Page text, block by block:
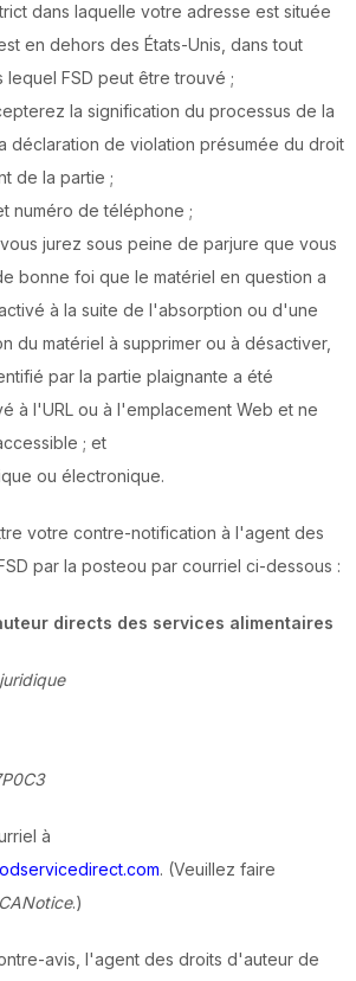
dans laquelle votre adresse est située
en dehors des États-Unis, dans tout
lequel FSD peut être trouvé ;
la signification du processus de la
déclaration de violation présumée du droit
de la partie ;
numéro de téléphone ;
jurez sous peine de parjure que vous
bonne foi que le matériel en question a
à la suite de l'absorption ou d'une
du matériel à supprimer ou à désactiver,
par la partie plaignante a été
à l'URL ou à l'emplacement Web et ne
; et
ou électronique.
votre contre-notification à l'agent des
par la posteou par courriel ci-dessous :
directs des services alimentaires
à
. (Veuillez faire
.)
avis, l'agent des droits d'auteur de